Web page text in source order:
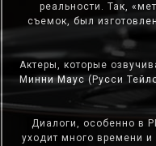
реальности. Так,
съемок, был
Актеры, которые
Минни Маус (Русси
Диалоги, особенно в
уходит много времени